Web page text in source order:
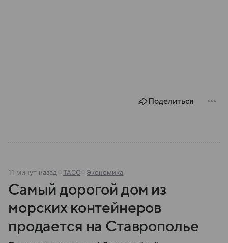
Поделиться
11 минут назад ТАСС Экономика
Самый дорогой дом из
морских контейнеров
продается на Ставрополье